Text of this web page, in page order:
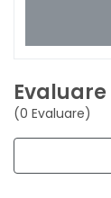
(0 Evaluare)